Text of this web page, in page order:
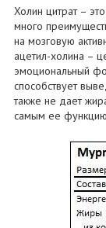
Холин цитрат –
много
на мозговую
ацетил-холина –
эмоциональный
способствует
также не дает
самым ее